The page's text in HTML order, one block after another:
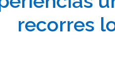
recorres